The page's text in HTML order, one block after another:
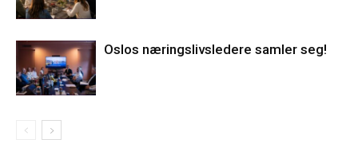
Oslos næringslivsledere samler seg!